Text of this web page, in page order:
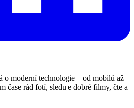
o moderní technologie – od mobilů až
čase rád fotí, sleduje dobré filmy, čte a